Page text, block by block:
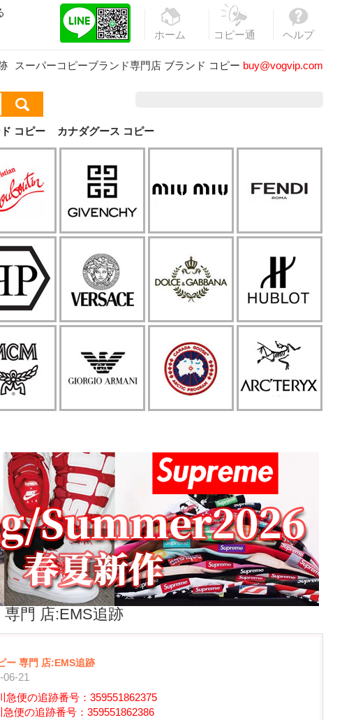
ホーム
コピー通
ヘルプ
スーパーコピーブランド専門店 ブランド コピー buy@vogvip.com
コピー カナダグース コピー
門 店:EMS追跡
ー 専門 店:EMS追跡
21
便の追跡番号：359551862375
便の追跡番号：359551862386